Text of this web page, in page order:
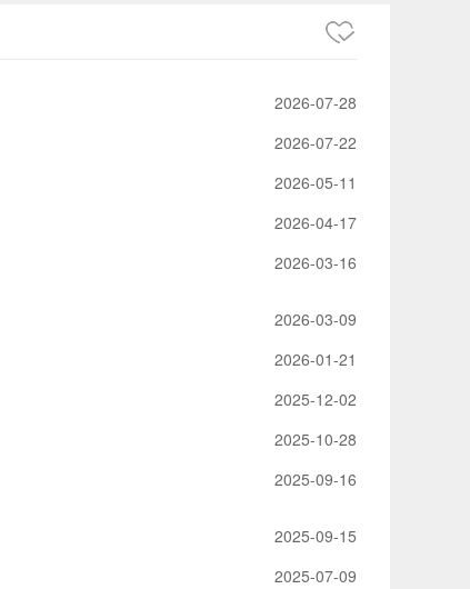
2026-07-28
2026-07-22
2026-05-11
2026-04-17
2026-03-16
2026-03-09
2026-01-21
2025-12-02
2025-10-28
2025-09-16
2025-09-15
2025-07-09